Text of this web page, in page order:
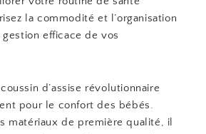
la commodité et l’organisation
efficace de vos
d’assise révolutionnaire
pour le confort des bébés.
matériaux de première qualité, il